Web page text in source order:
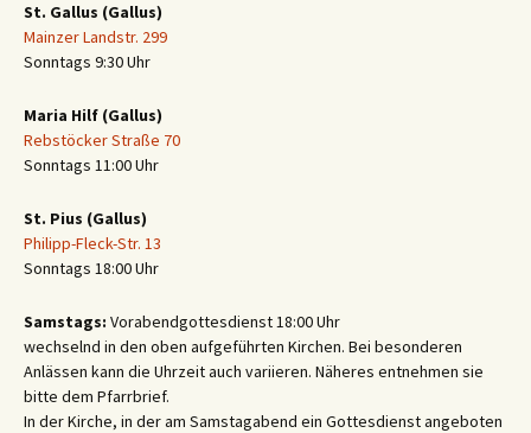
St. Gallus (Gallus)
Mainzer Landstr. 299
Sonntags 9:30 Uhr
Maria Hilf (Gallus)
Rebstöcker Straße 70
Sonntags 11:00 Uhr
St. Pius (Gallus)
Philipp-Fleck-Str. 13
Sonntags 18:00 Uhr
Samstags: Vorabendgottesdienst 18:00 Uhr
wechselnd in den oben aufgeführten Kirchen. Bei besonderen
Anlässen kann die Uhrzeit auch variieren. Näheres entnehmen sie
bitte dem Pfarrbrief.
In der Kirche, in der am Samstagabend ein Gottesdienst angeboten